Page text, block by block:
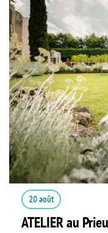
20 août
ATELIER au